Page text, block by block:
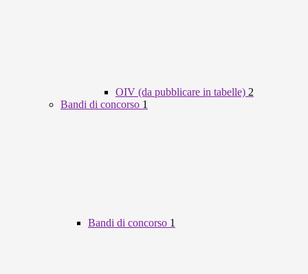
OIV (da pubblicare in tabelle) 2
Bandi di concorso 1
Bandi di concorso 1